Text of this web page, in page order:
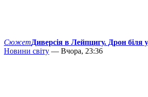
СюжетДиверсія в Лейпцигу. Дрон біля
Новини світу — Вчора, 23:36